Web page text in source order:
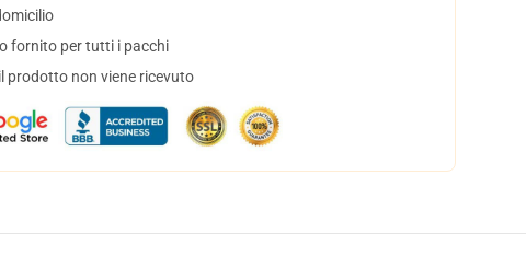
fornito per tutti i pacchi
prodotto non viene ricevuto